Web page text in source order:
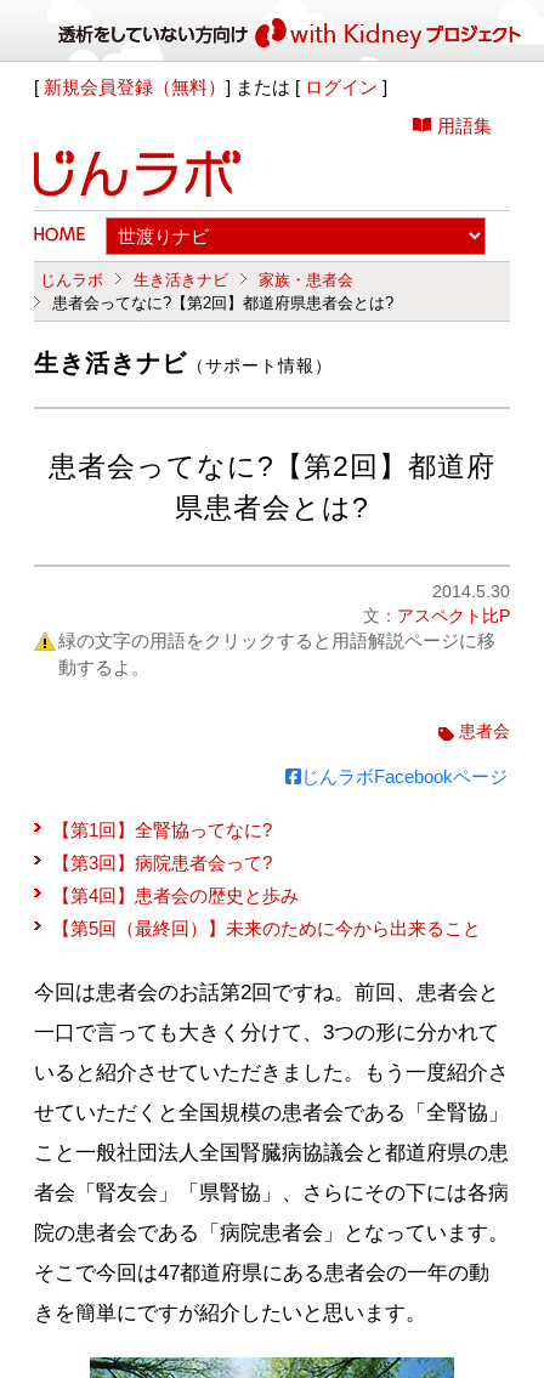
[ 新規会員登録（無料）] または [ ログイン ]
用語集
じんラボ 生き活きナビ
家族・患者会
患者会ってなに?【第2回】都道府県患者会とは?
生き活きナビ （サポート情報）
患者会ってなに?【第2回】都道府
県患者会とは?
2014.5.30
文： アスペクト比P
緑の文字の用語をクリックすると用語解説ページに移
動するよ。
患者会
じんラボFacebookページ
【第1回】全腎協ってなに?
【第3回】病院患者会って?
【第4回】患者会の歴史と歩み
【第5回（最終回）】未来のために今から出来ること
今回は患者会のお話第2回ですね。前回、患者会と
一口で言っても大きく分けて、3つの形に分かれて
いると紹介させていただきました。もう一度紹介さ
せていただくと全国規模の患者会である「全腎協」
こと一般社団法人全国腎臓病協議会と都道府県の患
者会「腎友会」「県腎協」、さらにその下には各病
院の患者会である「病院患者会」となっています。
そこで今回は47都道府県にある患者会の一年の動
きを簡単にですが紹介したいと思います。